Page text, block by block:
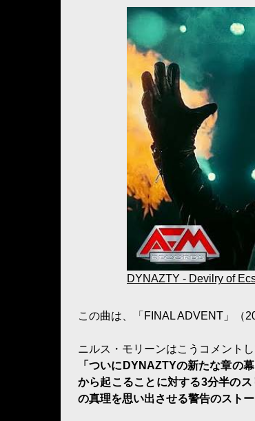
DYNAZTY - Devilry of
この曲は、「FINAL ADVENT」（
ニルス・モリーンはこうコメントし
「ついにDYNAZTYの新たな章の
から起こることに対する3分半の
の真理を思い出させる警告のスト